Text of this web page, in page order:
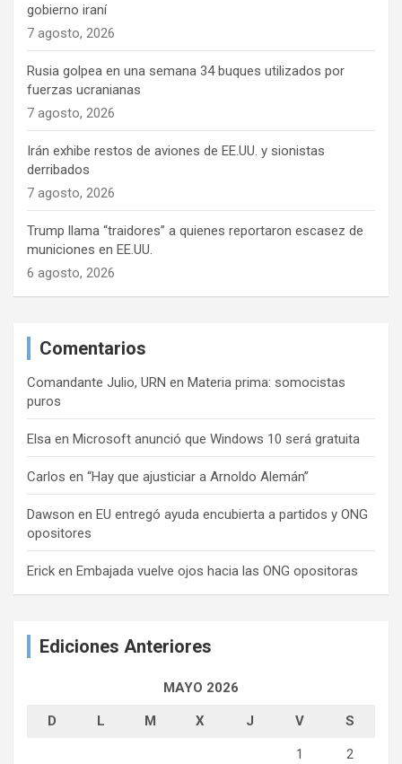
gobierno iraní
7 agosto, 2026
Rusia golpea en una semana 34 buques utilizados por
fuerzas ucranianas
7 agosto, 2026
Irán exhibe restos de aviones de EE.UU. y sionistas
derribados
7 agosto, 2026
Trump llama “traidores” a quienes reportaron escasez de
municiones en EE.UU.
6 agosto, 2026
Comentarios
Comandante Julio, URN en Materia prima: somocistas
puros
Elsa en Microsoft anunció que Windows 10 será gratuita
Carlos en “Hay que ajusticiar a Arnoldo Alemán”
Dawson en EU entregó ayuda encubierta a partidos y ONG
opositores
Erick en Embajada vuelve ojos hacia las ONG opositoras
Ediciones Anteriores
MAYO 2026
D L M X J V S
1 2